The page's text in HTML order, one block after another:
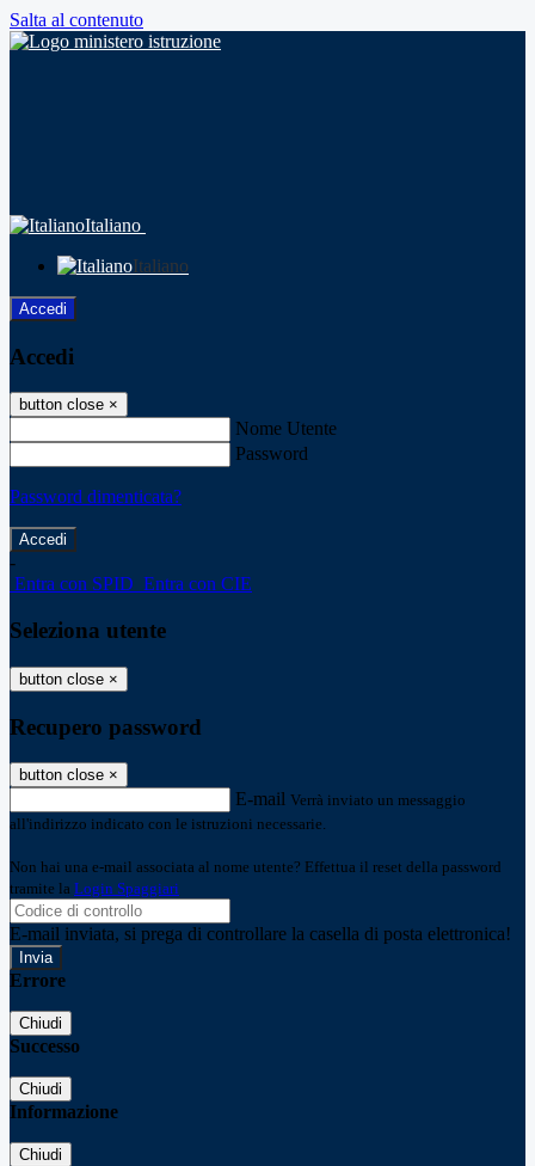
Salta al contenuto
Italiano
Italiano
Accedi
Accedi
button close ×
Nome Utente
Password
Password dimenticata?
-
Entra con SPID Entra con CIE
Seleziona utente
button close ×
Recupero password
button close ×
E-mail Verrà inviato un messaggio
all'indirizzo indicato con le istruzioni necessarie.
Non hai una e-mail associata al nome utente? Effettua il reset della password
tramite la Login Spaggiari
E-mail inviata, si prega di controllare la casella di posta elettronica!
Errore
Chiudi
Successo
Chiudi
Informazione
Chiudi